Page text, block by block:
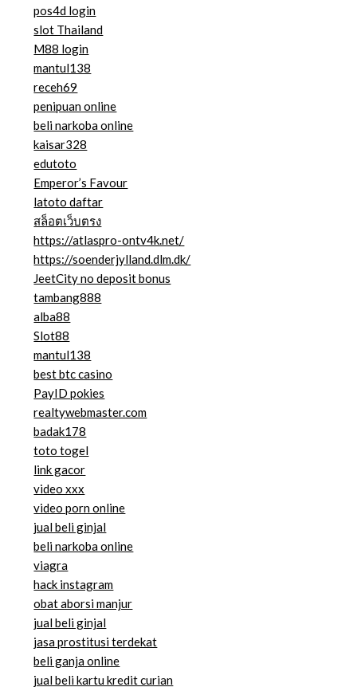
pos4d login
slot Thailand
M88 login
mantul138
receh69
penipuan online
beli narkoba online
kaisar328
edutoto
Emperor’s Favour
latoto daftar
สล็อตเว็บตรง
https://atlaspro-ontv4k.net/
https://soenderjylland.dlm.dk/
JeetCity no deposit bonus
tambang888
alba88
Slot88
mantul138
best btc casino
PayID pokies
realtywebmaster.com
badak178
toto togel
link gacor
video xxx
video porn online
jual beli ginjal
beli narkoba online
viagra
hack instagram
obat aborsi manjur
jual beli ginjal
jasa prostitusi terdekat
beli ganja online
jual beli kartu kredit curian